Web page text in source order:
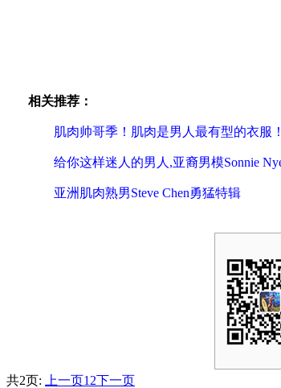
相关推荐：
肌肉帅哥季！肌肉是男人最有型的衣服！
给你这样迷人的男人,亚裔男模Sonnie
亚洲肌肉熟男Steve Chen勇猛特辑
共2页: 上一页1 2下一页